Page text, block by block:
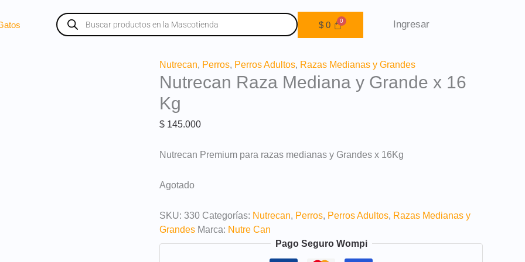
Búsqueda
de
productos
$ 0 Ingresar
Nutrecan, Perros, Perros Adultos, Razas Medianas y Grandes
Nutrecan Raza Mediana y Grande x 16
Kg
$ 145.000
Nutrecan Premium para razas medianas y Grandes x 16Kg
Agotado
SKU: 330 Categorías: Nutrecan, Perros, Perros Adultos, Razas Medianas y
Grandes Marca: Nutre Can
Pago Seguro Wompi